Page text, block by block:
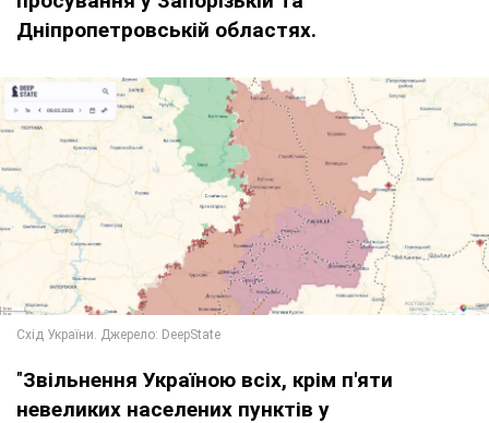
Дніпропетровській областях.
"Звільнення Україною всіх, крім п'яти
невеликих населених пунктів у